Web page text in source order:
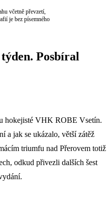
včetně převzetí,
je bez písemného
Posbíral
hokejisté VHK ROBE Vsetín.
a jak se ukázalo, větší zátěž
triumfu nad Přerovem totiž
odkud přivezli dalších šest